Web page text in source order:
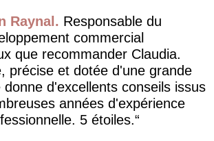
Raynal
Responsable du
commercial
que recommander Claudia.
précise et dotée d'une grande
d'excellents conseils issus
années d'expérience
5 étoiles.